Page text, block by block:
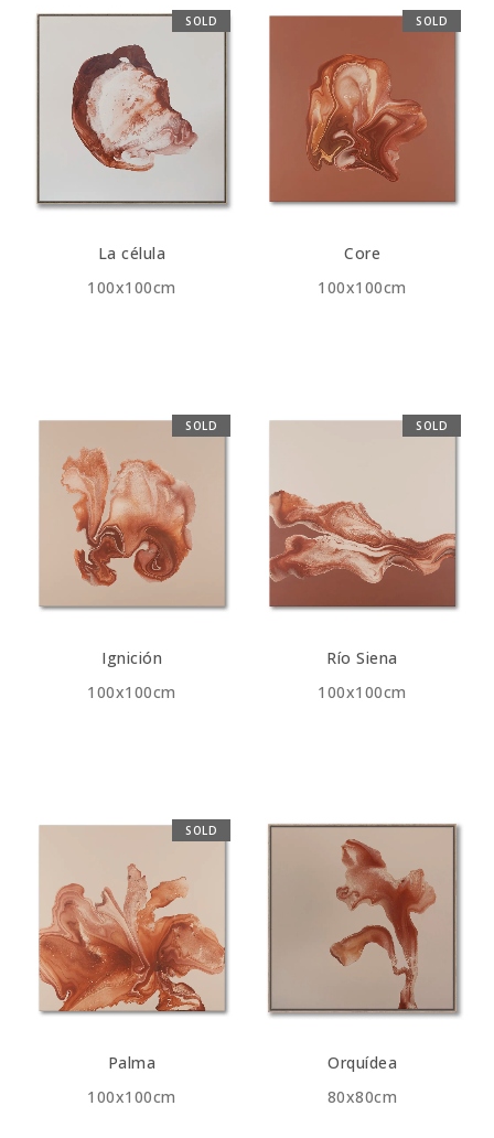
SOLD
100x100cm
La célula
SOLD
100x100cm
Core
SOLD
100x100cm
Ignición
SOLD
100x100cm
Río Siena
SOLD
100x100cm
Palma
80x80cm
Orquídea